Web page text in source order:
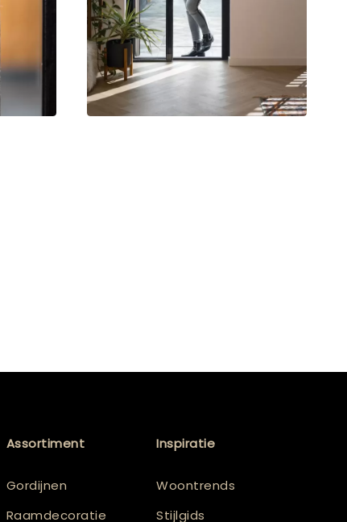
Assortiment
Gordijnen
Raamdecoratie
Inspiratie
Woontrends
Stijlgids